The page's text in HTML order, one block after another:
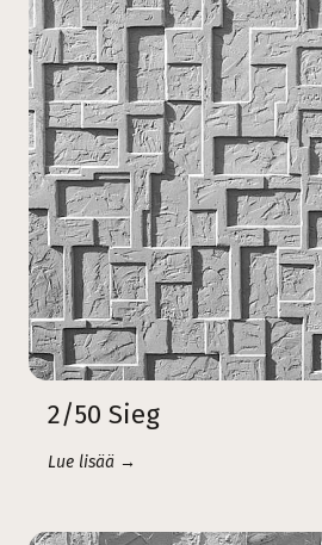
2/50 Sieg
Lue lisää →